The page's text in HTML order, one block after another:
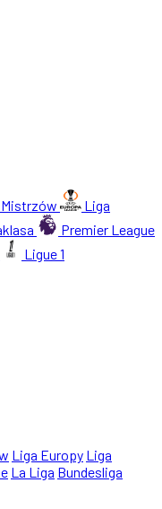
Liga
Premier League
Ligue 1
Liga Europy Liga
La Liga Bundesliga